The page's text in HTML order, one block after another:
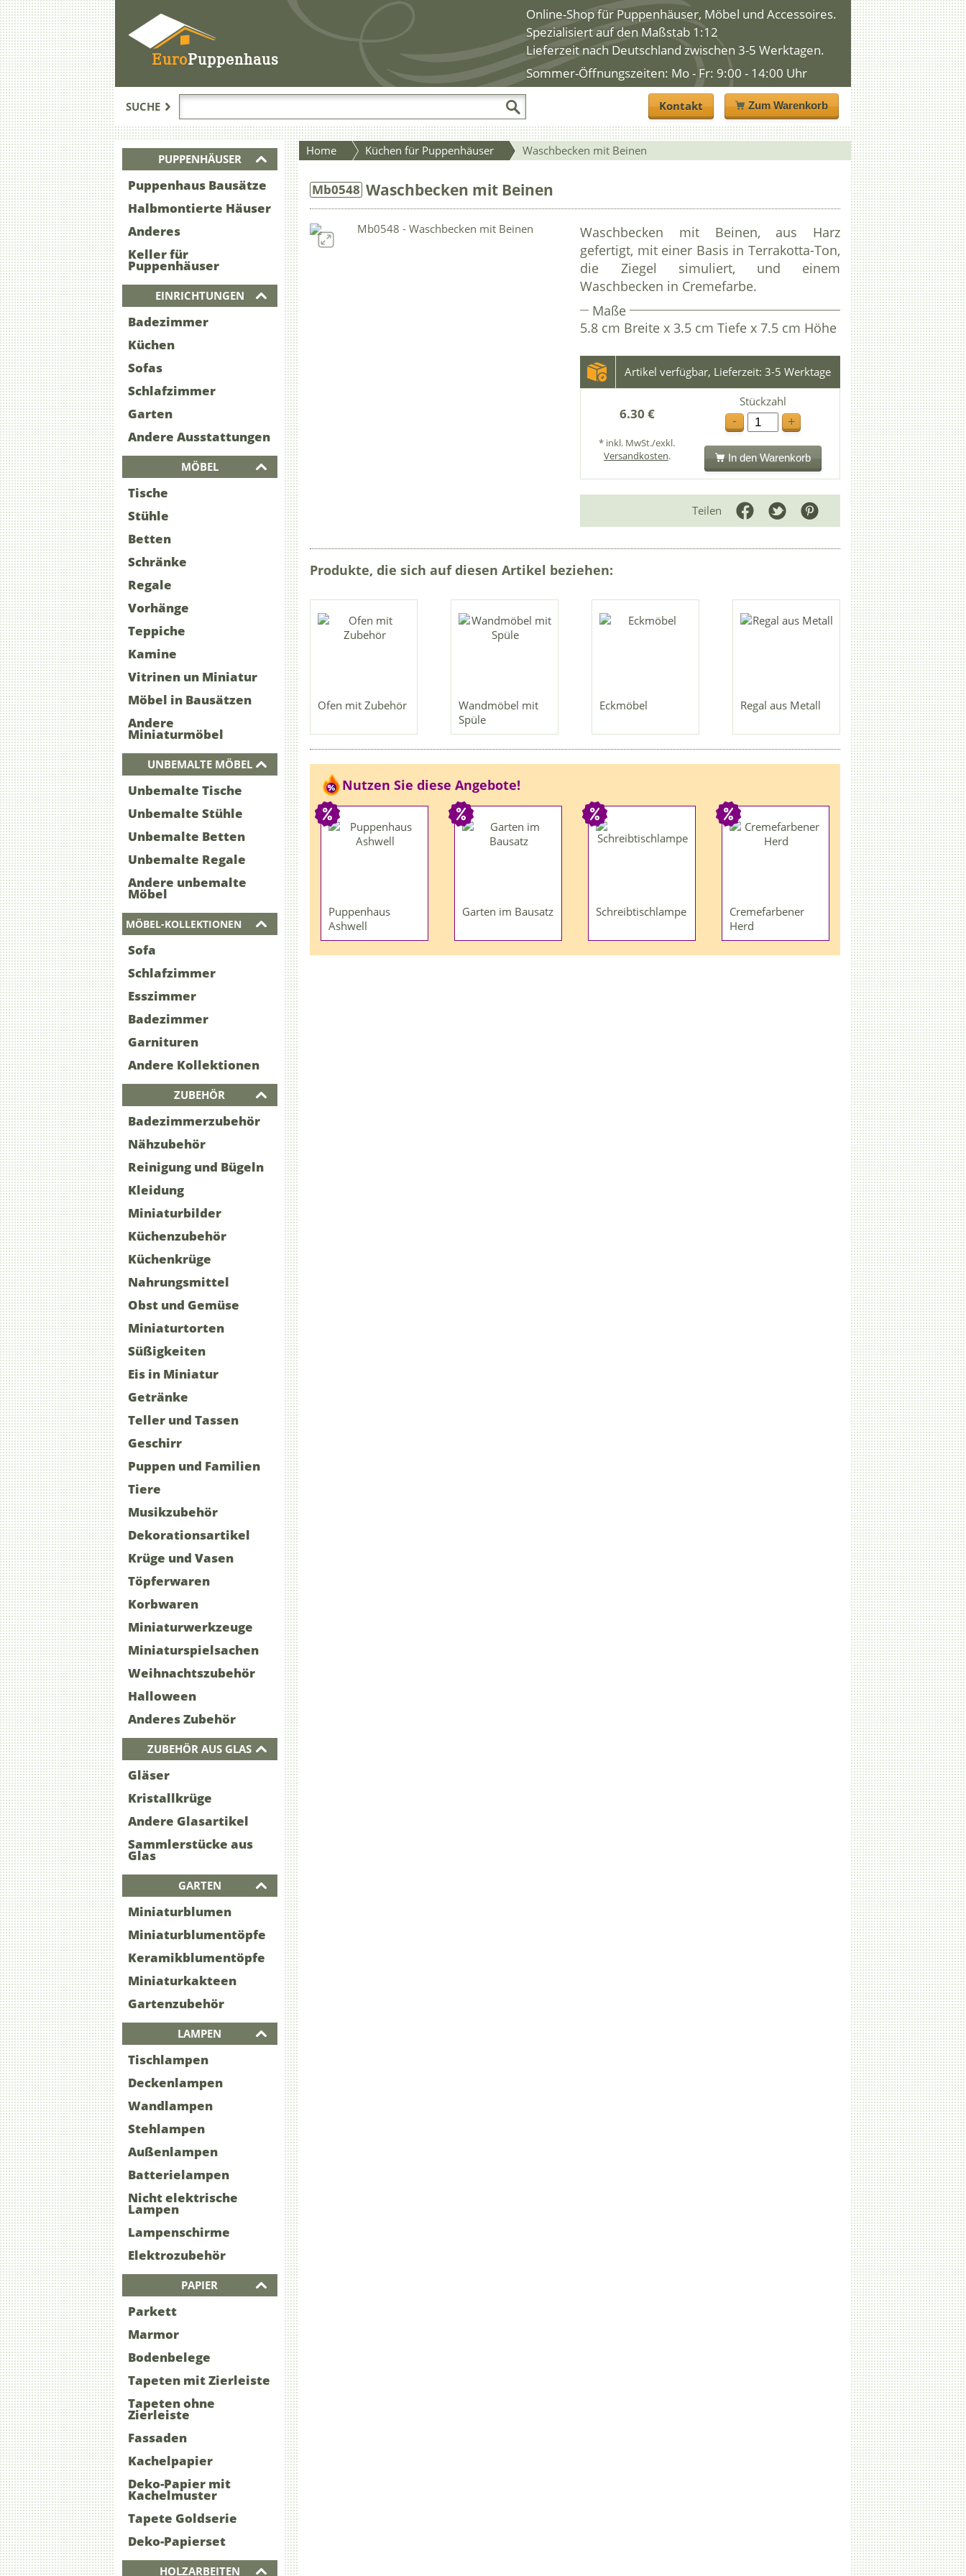
EuroPuppenhaus
Online-Shop für Puppenhäuser, Möbel und Accessoires.
Spezialisiert auf den Maßstab 1:12
Lieferzeit nach Deutschland zwischen 3-5 Werktagen.
Sommer-Öffnungszeiten: Mo - Fr: 9:00 - 14:00 Uhr
SUCHE Kontakt Zum Warenkorb
PUPPENHÄUSER
Puppenhaus Bausätze
Halbmontierte Häuser
Anderes
Keller für
Puppenhäuser
EINRICHTUNGEN
Badezimmer
Küchen
Sofas
Schlafzimmer
Garten
Andere Ausstattungen
MÖBEL
Tische
Stühle
Betten
Schränke
Regale
Vorhänge
Teppiche
Kamine
Vitrinen un Miniatur
Möbel in Bausätzen
Andere
Miniaturmöbel
UNBEMALTE MÖBEL
Unbemalte Tische
Unbemalte Stühle
Unbemalte Betten
Unbemalte Regale
Andere unbemalte
Möbel
MÖBEL-KOLLEKTIONEN
Sofa
Schlafzimmer
Esszimmer
Badezimmer
Garnituren
Andere Kollektionen
ZUBEHÖR
Badezimmerzubehör
Nähzubehör
Reinigung und Bügeln
Kleidung
Miniaturbilder
Küchenzubehör
Küchenkrüge
Nahrungsmittel
Obst und Gemüse
Miniaturtorten
Süßigkeiten
Eis in Miniatur
Getränke
Teller und Tassen
Geschirr
Puppen und Familien
Tiere
Musikzubehör
Dekorationsartikel
Krüge und Vasen
Töpferwaren
Korbwaren
Miniaturwerkzeuge
Miniaturspielsachen
Weihnachtszubehör
Halloween
Anderes Zubehör
ZUBEHÖR AUS GLAS
Gläser
Kristallkrüge
Andere Glasartikel
Sammlerstücke aus
Glas
GARTEN
Miniaturblumen
Miniaturblumentöpfe
Keramikblumentöpfe
Miniaturkakteen
Gartenzubehör
LAMPEN
Tischlampen
Deckenlampen
Wandlampen
Stehlampen
Außenlampen
Batterielampen
Nicht elektrische
Lampen
Lampenschirme
Elektrozubehör
PAPIER
Parkett
Marmor
Bodenbelege
Tapeten mit Zierleiste
Tapeten ohne
Zierleiste
Fassaden
Kachelpapier
Deko-Papier mit
Kachelmuster
Tapete Goldserie
Deko-Papierset
HOLZARBEITEN
Home Küchen für Puppenhäuser Waschbecken mit Beinen
Mb0548 Waschbecken mit Beinen
Waschbecken mit Beinen, aus Harz
gefertigt, mit einer Basis in Terrakotta-Ton,
die Ziegel simuliert, und einem
Waschbecken in Cremefarbe.
Maße
5.8 cm Breite x 3.5 cm Tiefe x 7.5 cm Höhe
Artikel verfügbar, Lieferzeit: 3-5 Werktage
6.30 €
* inkl. MwSt./exkl.
Versandkosten.
Stückzahl
-
+
In den Warenkorb
Teilen
Produkte, die sich auf diesen Artikel beziehen:
Ofen mit Zubehör
Wandmöbel mit
Spüle
Eckmöbel Regal aus Metall
Nutzen Sie diese Angebote!
Puppenhaus
Ashwell
Garten im Bausatz Schreibtischlampe
Cremefarbener
Herd